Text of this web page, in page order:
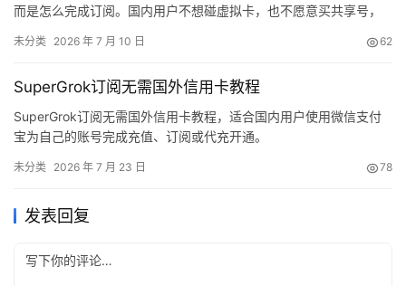
而是怎么完成订阅。国内用户不想碰虚拟卡，也不愿意买共享号，
ChatGPT Plus 充值的人，重点是先购买卡密，再获取 Session，最
未分类 2026 年 7 月 10 日 62
SuperGrok订阅无需国外信用卡教程
SuperGrok订阅无需国外信用卡教程，适合国内用户使用微信支付
宝为自己的账号完成充值、订阅或代充开通。
未分类 2026 年 7 月 23 日 78
发表回复